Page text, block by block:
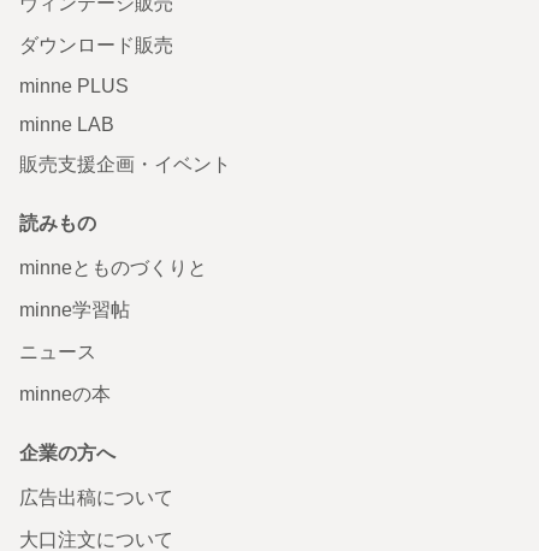
ダウンロード販売
minne PLUS
minne LAB
販売支援企画・イベント
読みもの
minneとものづくりと
minne学習帖
ニュース
minneの本
企業の方へ
広告出稿について
大口注文について